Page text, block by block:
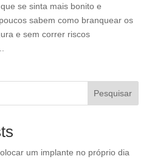
se sinta mais bonito e
sabem como branquear os
e sem correr riscos
Pesquisar
um implante no próprio dia